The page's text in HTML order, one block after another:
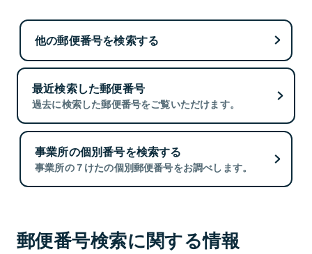
他の郵便番号を検索する
最近検索した郵便番号
過去に検索した郵便番号をご覧いただけます。
事業所の個別番号を検索する
事業所の７けたの個別郵便番号をお調べします。
郵便番号検索に関する情報